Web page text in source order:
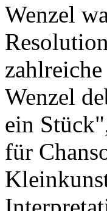
Wenzel
Wenzel
ein
für